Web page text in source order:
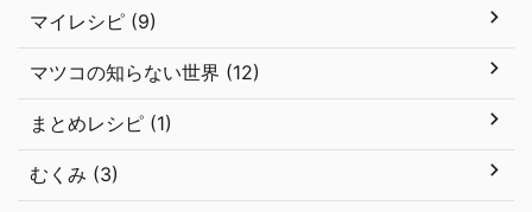
マイレシピ (9)
マツコの知らない世界 (12)
まとめレシピ (1)
むくみ (3)